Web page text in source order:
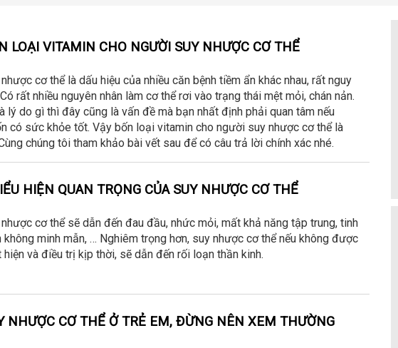
LOẠI VITAMIN CHO NGƯỜI SUY NHƯỢC CƠ THỂ
cơ thể là dấu hiệu của nhiều căn bệnh tiềm ẩn khác nhau, rất nguy
rất nhiều nguyên nhân làm cơ thể rơi vào trạng thái mệt mỏi, chán nản.
lý do gì thì đây cũng là vấn đề mà bạn nhất định phải quan tâm nếu
có sức khỏe tốt. Vậy bốn loại vitamin cho người suy nhược cơ thể là
chúng tôi tham khảo bài vết sau để có câu trả lời chính xác nhé.
HIỆN QUAN TRỌNG CỦA SUY NHƯỢC CƠ THỂ
cơ thể sẽ dẫn đến đau đầu, nhức mỏi, mất khả năng tập trung, tinh
không minh mẫn, … Nghiêm trọng hơn, suy nhược cơ thể nếu không được
hiện và điều trị kịp thời, sẽ dẫn đến rối loạn thần kinh.
NHƯỢC CƠ THỂ Ở TRẺ EM, ĐỪNG NÊN XEM THƯỜNG